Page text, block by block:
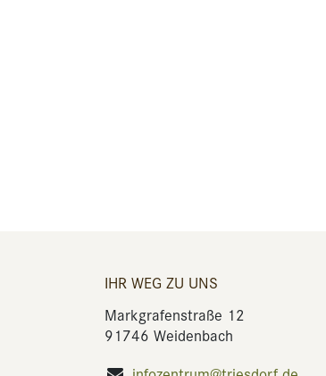
IHR WEG ZU UNS
Markgrafenstraße 12
91746 Weidenbach